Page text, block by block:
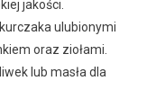
jakości.
ulubionymi
oraz ziołami.
lub masła dla